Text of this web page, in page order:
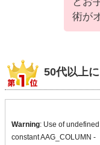
術が
50代以上
Warning: Use of undefined
constant AAG_COLUMN -